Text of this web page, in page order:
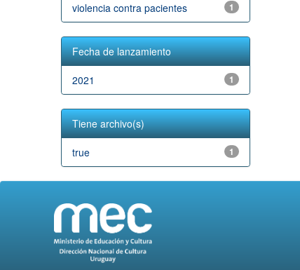
1
violencia contra pacientes
Fecha de lanzamiento
1
2021
Tiene archivo(s)
1
true